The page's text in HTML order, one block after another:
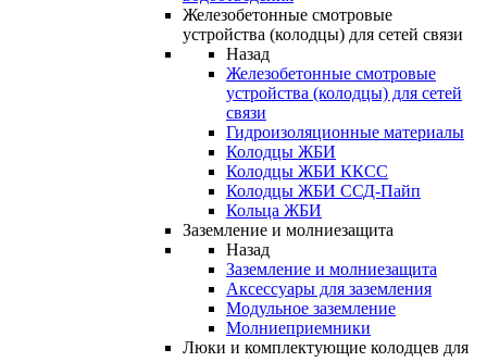
Железобетонные смотровые
устройства (колодцы) для сетей связи
Назад
Железобетонные смотровые
устройства (колодцы) для сетей
связи
Гидроизоляционные материалы
Колодцы ЖБИ
Колодцы ЖБИ ККСС
Колодцы ЖБИ ССД-Пайп
Кольца ЖБИ
Заземление и молниезащита
Назад
Заземление и молниезащита
Аксессуары для заземления
Модульное заземление
Молниеприемники
Люки и комплектующие колодцев для